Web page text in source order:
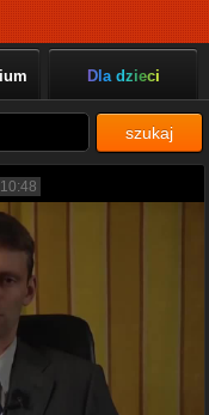
Dla dzieci
szukaj